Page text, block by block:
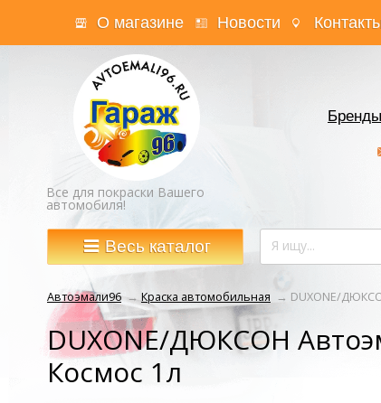
О магазине Новости
Все для покраски Вашего
автомобиля!
Бренды
Весь каталог
Автоэмали96 →Краска автомобильная → DUXONE/
DUXONE/ДЮКСОН
Космос 1л